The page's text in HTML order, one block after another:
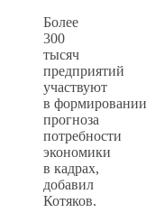
Более
300
тысяч
предприятий
участвуют
в формировании
прогноза
потребности
экономики
в кадрах,
добавил
Котяков.